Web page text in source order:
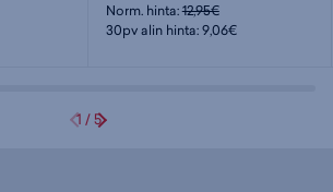
Norm. hinta:12,95€
30pv alin hinta: 9,06€
1 /5